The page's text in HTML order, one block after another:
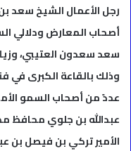
رجل الأعمال الشيخ سعد
أصحاب المعارض ودلالي
سعد سعدون العتيبي،
وذلك بالقاعة الكبرى
عددً من أصحاب السمو
عبدالله بن جلوي محافظ
الأمير تركي بن فيصل بن